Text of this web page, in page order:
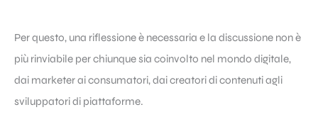
Per questo, una riflessione è necessaria e la discussione non è
più rinviabile per chiunque sia coinvolto nel mondo digitale,
dai marketer ai consumatori, dai creatori di contenuti agli
sviluppatori di piattaforme.